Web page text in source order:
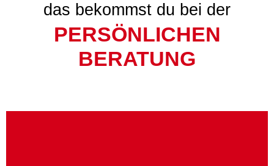
das bekommst du bei der
PERSÖNLICHEN
BERATUNG